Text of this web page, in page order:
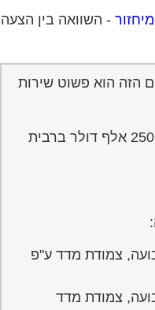
-השוואה בין הצעה
הזה הוא פשוט שירות
אני מעוניינת ליטול משכנתא של 250 אלף דולר ברבית
ל 25 שנה 4.85 קבועה, צמודת מדד ע"פ